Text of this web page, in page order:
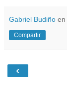
Gabriel Budiño en
Compartir
‹